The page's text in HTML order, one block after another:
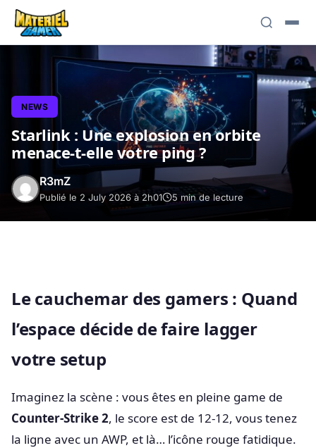
NEWS
Starlink : Une explosion en orbite
menace-t-elle votre ping ?
R3mZ
Publié le 2 July 2026 à 2h01 5 min de lecture
Le cauchemar des gamers : Quand
l’espace décide de faire lagger
votre setup
Imaginez la scène : vous êtes en pleine game de
Counter-Strike 2, le score est de 12-12, vous tenez
la ligne avec un AWP, et là… l’icône rouge fatidique.